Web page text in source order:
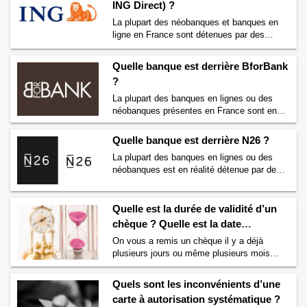
Compte Nickel) ?
Fortuneo ? Si cela vous intéresse alors
vous êtes au bon endroit. Nous allons tout
vous dire sur qui possède Fortuneo. Quelle
ING Direct) ?
La plupart des néobanques et banques en
ligne en France sont détenues par des
grands groupes bancaire français. Mais
savez-vous quelle banque est derrière ING
anciennement appelée ING Direct ? Si cela
vous intéresse alors vous êtes au bon
endroit. Nous allons vous dire si une banque
française se cache derrière ING ou si ING
est indépendante. …Continuer la lecture de
Quelle banque est derrière ING (ex ING
Direct) ? →
Quelle banque est derrière BforBank
?
La plupart des banques en lignes ou des
néobanques présentes en France sont en
réalité détenues par des grands groupes
bancaires. Ainsi Hello Bank est detenue par
BNP Paribas, Fortunéo appartient à Crédit
Mutuel Arkéa… mais savez-vous quelle
banque se cache derrière BforBank ? Si
lecture deQuelle banque est derrière
BforBank ? →
Quelle banque est derrière N26 ?
La plupart des banques en lignes ou des
néobanques est en réalité détenue par des
Paribas se cache derrière Hello Bank, Crédit
Mutuel Arkéa possède Fortunéo, le Crédit
Agricole détient BforBank… mais savez-
vous quelle banque se cache derrière N26 ?
Quel groupe bancaire se cache derrière
N26 ? La néo-banque … Continuer la lecture
deQuelle banque est derrière N26 ? →
Quelle est la durée de validité d’un
chèque ? Quelle est la date
d’expiration ?
On vous a remis un chèque il y a déjà
plusieurs jours ou même plusieurs mois
voire années ? Vous avez oublié de le
déposer sur votre compte en banque ? Vous
souhaitez savoir quel est le délai pour
encaisser un chèque ? Combien de temps
Quels sont les inconvénients d’une
carte à autorisation systématique ?